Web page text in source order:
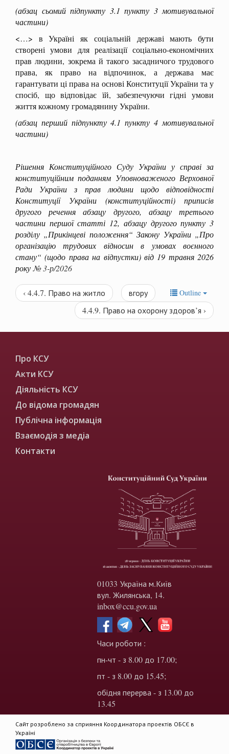
(абзац сьомий підпункту 3.1 пункту 3 мотивувальної
частини)
<…> в Україні як соціальній державі мають бути
створені умови для реалізації соціально-економічних
прав людини, зокрема й такого засадничого трудового
права, як право на відпочинок, а держава має
гарантувати ці права на основі Конституції України та у
спосіб, що відповідає їй, забезпечуючи гідні умови
життя кожному громадянину України.
(абзац перший підпункту 4.1 пункту 4 мотивувальної
частини)
Рішення Конституційного Суду України у справі за
конституційним поданням Уповноваженого Верховної
Ради України з прав людини щодо відповідності
Конституції України (конституційності) приписів
другого речення абзацу другого, абзацу третього
частини першої статті 12, абзацу другого пункту 3
розділу „Прикінцеві положення“ Закону України „Про
організацію трудових відносин в умовах воєнного
стану“ (щодо права на відпустки) від 19 травня 2026
року№ 3-р/2026
Outline
‹ 4.4.7. Право на житло
вгору
4.4.9. Право на охорону здоров’я ›
Про КСУ
Акти КСУ
Діяльність КСУ
До відома громадян
Публічна інформація
Взаємодія з медіа
Контакти
01033 Україна м.Київ
вул. Жилянська, 14.
inbox@ccu.gov.ua
Часи роботи :
пн-чт - з 8.00 до 17.00;
пт - з 8.00 до 15.45;
обідня перерва - з 13.00 до
13.45
Сайт розроблено за сприяння Координатора проектів ОБСЄ в
Україні